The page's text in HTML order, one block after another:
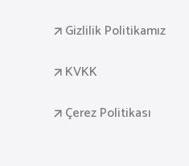
Gizlilik Politikamız
KVKK
Çerez Politikası